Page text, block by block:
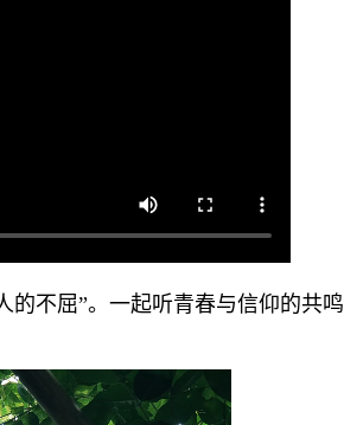
的不屈”。一起听青春与信仰的共